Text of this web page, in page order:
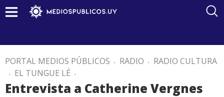
PORTAL MEDIOS PÚBLICOS . RADIO . RADIO CULTURA
. EL TUNGUE LÉ .
Entrevista a Catherine Vergnes